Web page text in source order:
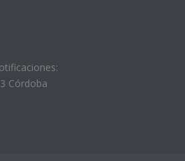
Córdoba